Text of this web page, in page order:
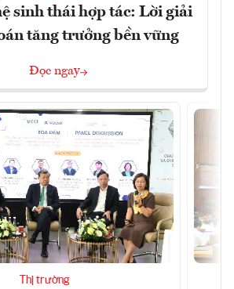
sinh thái hợp tác: Lời giải
tăng trưởng bền vững
Đọc ngay
Thị trường